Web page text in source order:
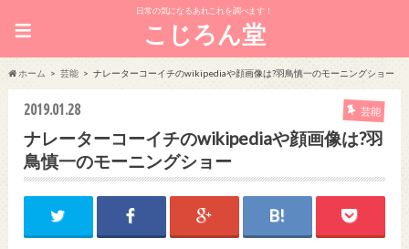
日常の気になるあれこれを調べます！
こじろん堂
≡
ホーム 芸能 ナレーターコーイチのwikipediaや顔画像は?羽鳥慎一のモーニングショー
2019.01.28 芸能
ナレーターコーイチのwikipediaや顔画像は?羽
鳥慎一のモーニングショー